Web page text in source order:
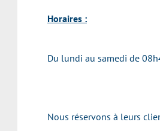
Horaires :
Du lundi au samedi de
Nous réservons à leurs